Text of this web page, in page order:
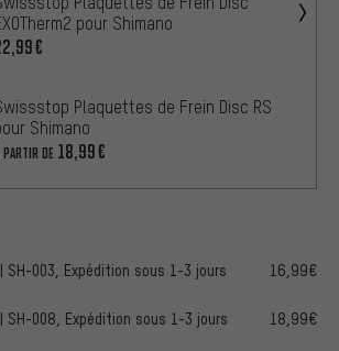
pour Shimano
Plaquettes de Frein Disc RS
Shimano
DE 18,99€
SH-003, Expédition sous 1-3 jours
16,99€
SH-008, Expédition sous 1-3 jours
18,99€